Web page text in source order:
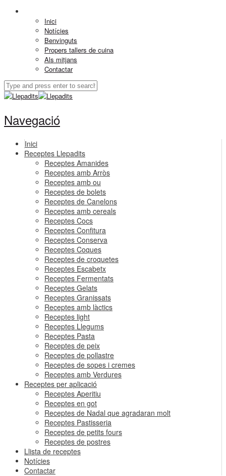
Inici
Notícies
Benvinguts
Propers tallers de cuina
Als mitjans
Contactar
Navegació
Inici
Receptes Llepadits
Receptes Amanides
Receptes amb Arròs
Receptes amb ou
Receptes de bolets
Receptes de Canelons
Receptes amb cereals
Receptes Cocs
Receptes Confitura
Receptes Conserva
Receptes Coques
Receptes de croquetes
Receptes Escabetx
Receptes Fermentats
Receptes Gelats
Receptes Granissats
Receptes amb làctics
Receptes light
Receptes Llegums
Receptes Pasta
Receptes de peix
Receptes de pollastre
Receptes de sopes i cremes
Receptes amb Verdures
Receptes per aplicació
Receptes Aperitiu
Receptes en got
Receptes de Nadal que agradaran molt
Receptes Pastisseria
Receptes de petits fours
Receptes de postres
Llista de receptes
Notícies
Contactar